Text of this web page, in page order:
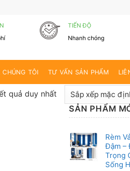
TIẾN ĐỘ
Nhanh chóng
CHÚNG TÔI TƯ VẤN SẢN PHẨM
quả duy nhất
SẢN PHẨM
Rèm
Đậm –
Trọng
Sống